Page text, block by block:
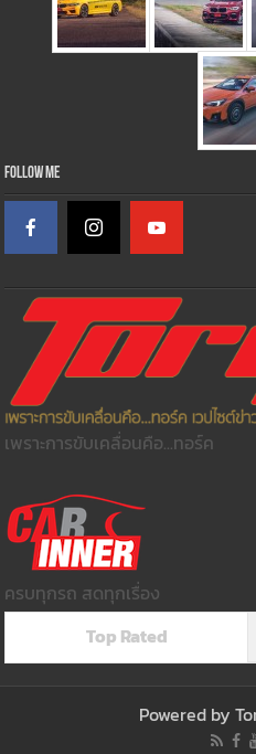
Follow Me
เพราะการขับเคลื่อนคือ...ทอร์ค
ครบทุกรถ สดทุกเรื่อง
Top Rated
Powered by